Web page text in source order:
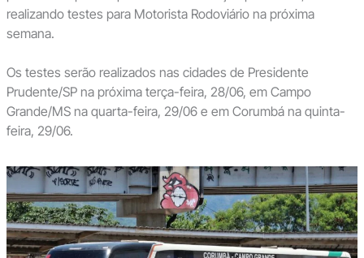
realizando testes para Motorista Rodoviário na próxima
semana.
Os testes serão realizados nas cidades de Presidente
Prudente/SP na próxima terça-feira, 28/06, em Campo
Grande/MS na quarta-feira, 29/06 e em Corumbá na quinta-
feira, 29/06.